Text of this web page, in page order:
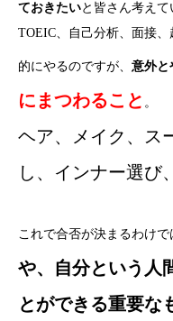
ておきたいと皆さん考えて
TOEIC、自己分析、面接
的にやるのですが、 意外と
にまつわること 。
ヘア、メイク、ス
し、インナー選び
これで合否が決まるわけで
や、自分という人
とができる重要な